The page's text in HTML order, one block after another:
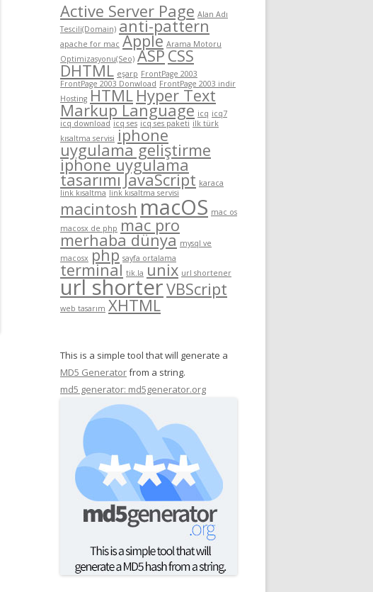
Active Server Page Alan Adı
Tescili(Domain) anti-pattern
apache for mac Apple Arama Motoru
Optimizasyonu(Seo) ASP CSS
DHTML eşarp FrontPage 2003
FrontPage 2003 Donwload FrontPage 2003 indir
Hosting HTML Hyper Text
Markup Language icq icq7
icq download icq ses icq ses paketi ilk türk
kısaltma servisi iphone
uygulama geliştirme
iphone uygulama
tasarımı JavaScript karaca
link kısaltma link kısaltma servisi
macintosh macOS mac os
macosx de php mac pro
merhaba dünya mysql ve
macosx php sayfa ortalama
terminal tik.la unix url shortener
url shorterVBScript
web tasarım XHTML
This is a simple tool that will generate a
MD5 Generatorfrom a string.
md5 generator: md5generator.org